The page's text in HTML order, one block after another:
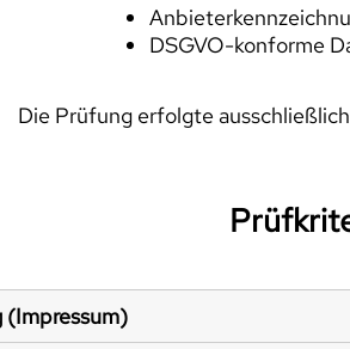
DSGVO-konforme
Die Prüfung erfolgte